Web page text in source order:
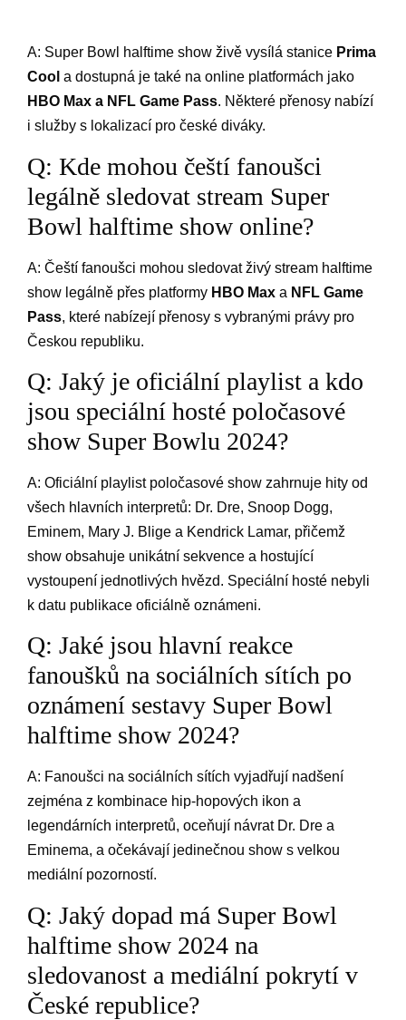
A: Super Bowl halftime‌ show živě ⁣vysílá stanice Prima
Cool a dostupná je také na online platformách jako ⁢
HBO ⁣Max a NFL Game Pass. Některé‍ přenosy nabízí
i ‍služby s lokalizací pro české diváky.
Q: Kde mohou⁢ čeští fanoušci
legálně sledovat stream Super
Bowl halftime show online?
A: Čeští fanoušci mohou sledovat⁣ živý stream halftime
show legálně přes platformy HBO Max a NFL Game
Pass, které nabízejí⁤ přenosy s vybranými právy pro
Českou republiku.
Q:​ Jaký je⁣ oficiální⁤ playlist a kdo
jsou speciální hosté poločasové
show Super⁢ Bowlu⁤ 2024?
A: Oficiální⁣ playlist poločasové show zahrnuje hity od⁣
všech hlavních interpretů: Dr. Dre, Snoop Dogg,
Eminem, Mary J. Blige a Kendrick​ Lamar, přičemž
show ⁢obsahuje unikátní sekvence ⁤a hostující
vystoupení ⁤jednotlivých hvězd. Speciální hosté nebyli
k datu publikace oficiálně oznámeni.
Q: Jaké jsou hlavní reakce
fanoušků na sociálních sítích po
oznámení sestavy⁤ Super ⁢Bowl
halftime show 2024?
A: Fanoušci na sociálních sítích vyjadřují nadšení
zejména ⁢z kombinace hip-hopových ikon a
legendárních​ interpretů, oceňují ‍návrat‌ Dr. ‌Dre a
Eminema, a očekávají jedinečnou show s velkou
mediální pozorností. ‍
Q: Jaký dopad má Super Bowl
halftime show 2024⁢ na
sledovanost a mediální pokrytí v
České republice?